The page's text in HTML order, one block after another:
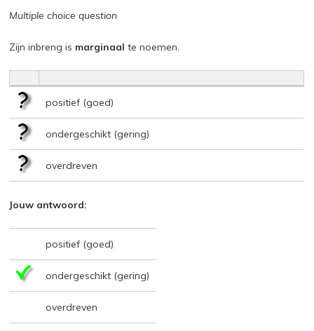
Multiple choice question
Zijn inbreng is marginaal te noemen.
positief (goed)
ondergeschikt (gering)
overdreven
Jouw antwoord:
positief (goed)
ondergeschikt (gering)
overdreven